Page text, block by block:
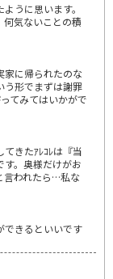
うに思います。
何気ないことの積
家に帰られたのな
う形でまずは謝罪
てみてはいかがで
きたｱﾚｺﾚは『当
す。奥様だけがお
言われたら…私な
できるといいです